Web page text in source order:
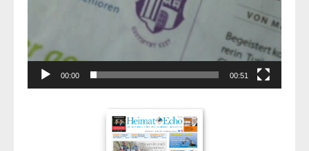
00:00 00:51